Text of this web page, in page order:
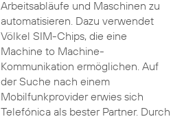
Arbeitsabläufe und Maschinen zu
automatisieren. Dazu verwendet
Völkel SIM-Chips, die eine
Machine to Machine-
Kommunikation ermöglichen. Auf
der Suche nach einem
Mobilfunkprovider erwies sich
Telefónica als bester Partner. Durch